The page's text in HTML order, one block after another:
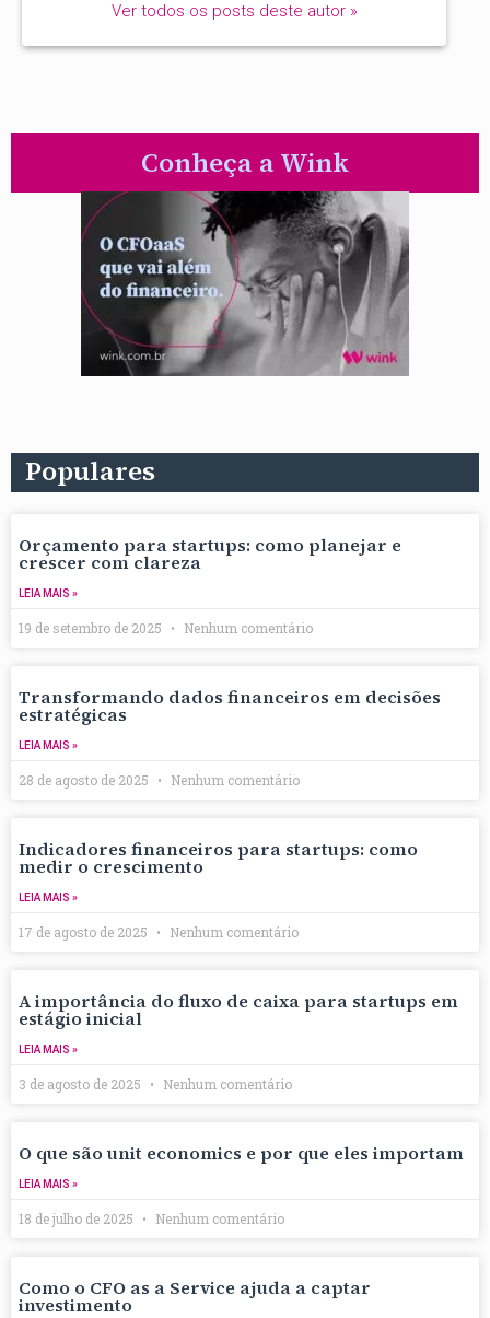
Ver todos os posts deste autor »
Conheça a Wink
Populares
Orçamento para startups: como planejar e
crescer com clareza
LEIA MAIS »
19 de setembro de 2025 Nenhum comentário
Transformando dados financeiros em decisões
estratégicas
LEIA MAIS »
28 de agosto de 2025 Nenhum comentário
Indicadores financeiros para startups: como
medir o crescimento
LEIA MAIS »
17 de agosto de 2025 Nenhum comentário
A importância do fluxo de caixa para startups em
estágio inicial
LEIA MAIS »
3 de agosto de 2025 Nenhum comentário
O que são unit economics e por que eles importam
LEIA MAIS »
18 de julho de 2025 Nenhum comentário
Como o CFO as a Service ajuda a captar
investimento